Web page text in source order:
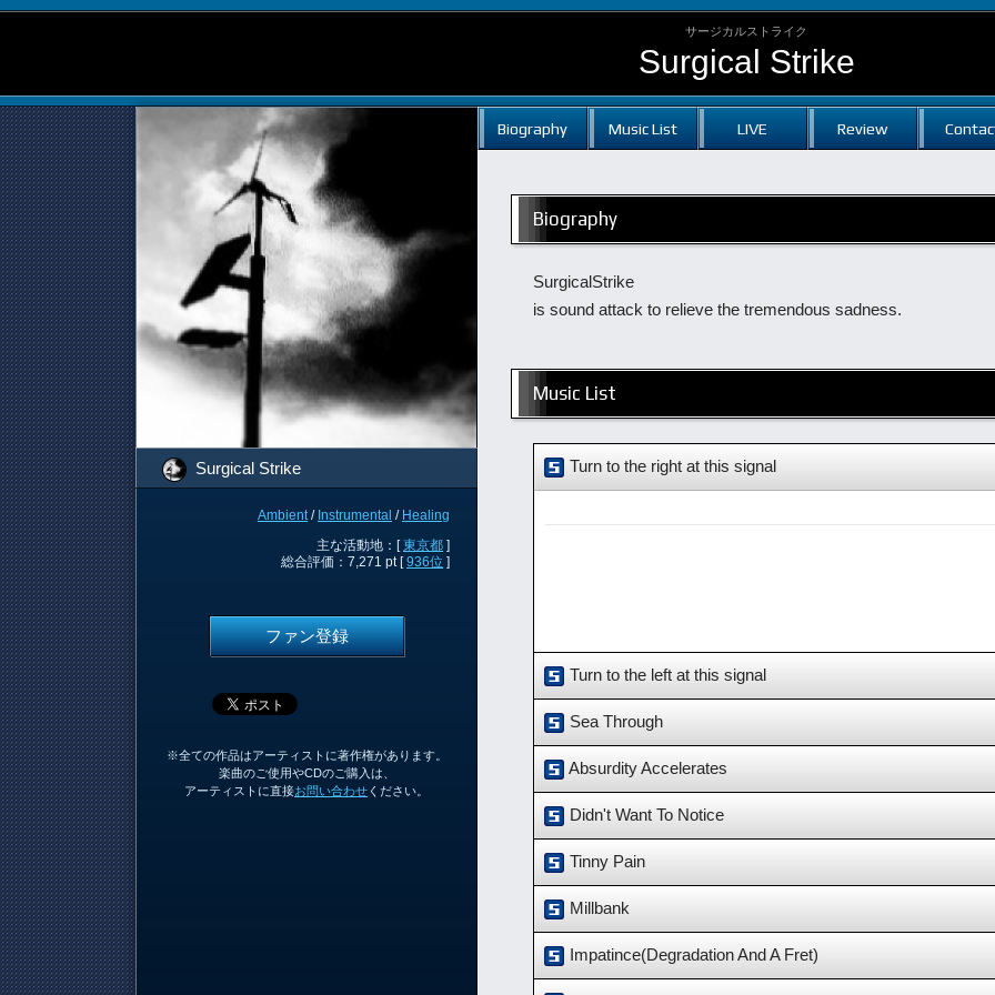
サージカルストライク
Surgical Strike
Surgical Strike
Ambient/ Instrumental / Healing
主な活動地：[東京都 ]
総合評価：7,271 pt [936位 ]
ファン登録
※全ての作品はアーティストに著作権があります。
楽曲のご使用やCDのご購入は、
アーティストに直接お問い合わせ ください。
Biography Music List LIVE Review
Biography
SurgicalStrike
is sound attack to relieve the tremendous sadness.
Music List
Turn to the right at this signal
Turn to the left at this signal
Sea Through
Absurdity Accelerates
Didn't Want To Notice
Tinny Pain
Millbank
Impatince(Degradation And A Fret)